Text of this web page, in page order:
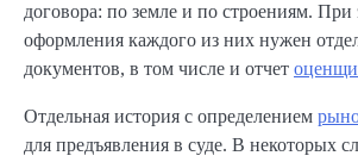
договора: по земле и по строениям. При
оформления каждого из них нужен
документов, в том числе и отчет
Отдельная история с определением
для предъявления в суде. В некоторых